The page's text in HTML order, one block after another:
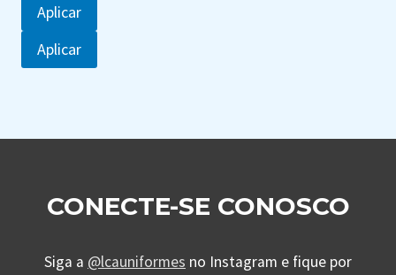
Aplicar
Aplicar
CONECTE-SE CONOSCO
Siga a @lcauniformes no Instagram e fique por